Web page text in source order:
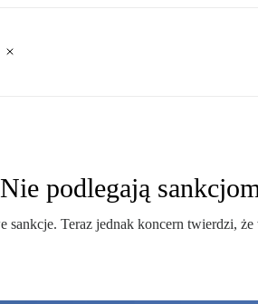
podlegają
Teraz jednak koncern twierdzi,